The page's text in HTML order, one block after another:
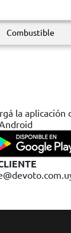
Combustible
la aplicación